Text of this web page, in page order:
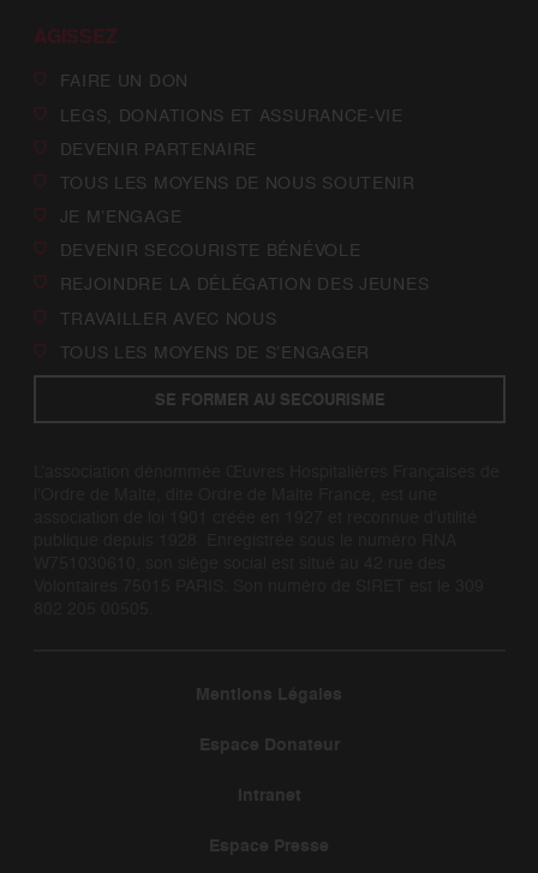
AGISSEZ
FAIRE UN DON
LEGS, DONATIONS ET ASSURANCE-VIE
DEVENIR PARTENAIRE
TOUS LES MOYENS DE NOUS SOUTENIR
JE M’ENGAGE
DEVENIR SECOURISTE BÉNÉVOLE
REJOINDRE LA DÉLÉGATION DES JEUNES
TRAVAILLER AVEC NOUS
TOUS LES MOYENS DE S’ENGAGER
SE FORMER AU SECOURISME
Mentions Légales
Espace Donateur
Intranet
Espace Presse